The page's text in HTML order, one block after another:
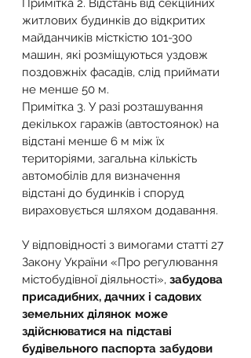
Примітка 2. Відстань від секційних
житлових будинків до відкритих
майданчиків місткістю 101-300
машин, які розміщуються уздовж
поздовжніх фасадів, слід приймати
не менше 50 м.
Примітка 3. У разі розташування
декількох гаражів (автостоянок) на
відстані менше 6 м між їх
територіями, загальна кількість
автомобілів для визначення
відстані до будинків і споруд
вираховується шляхом додавання.
У відповідності з вимогами статті 27
Закону України «Про регулювання
містобудівної діяльності», забудова
присадибних, дачних і садових
земельних ділянок може
здійснюватися на підставі
будівельного паспорта забудови